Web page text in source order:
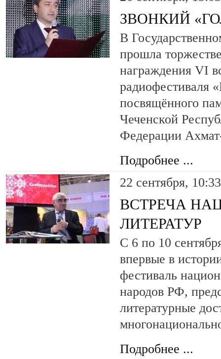
ЗВОНКИЙ
В
прошла
награждения VI
радиофестиваля
посвящённого
Чеченской
Федерации
Подробнее ...
22 сентября,
ВСТРЕЧА
ЛИТЕРАТУР
С 6 по 10
впервые в
фестиваль
народов РФ,
литературные
Подробнее ...